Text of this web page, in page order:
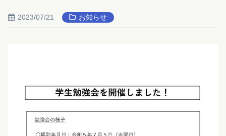
2023/07/21 お知らせ